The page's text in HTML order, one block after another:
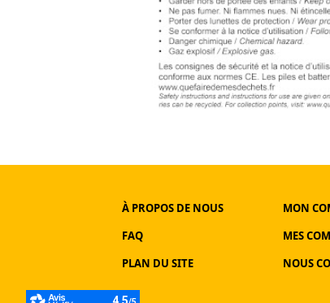
À PROPOS DE NOUS
FAQ
PLAN DU SITE
MON
MES
NOUS